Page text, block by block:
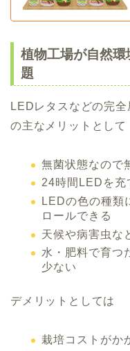
植物工場が自然
題
LEDレタスなどの完
の主なメリットとして
無菌状態なので
24時間LEDを充
LEDの色の種類
ロールできる
天候や病害虫な
水・肥料で育つ
少ない
デメリットとしては
栽培コストがか